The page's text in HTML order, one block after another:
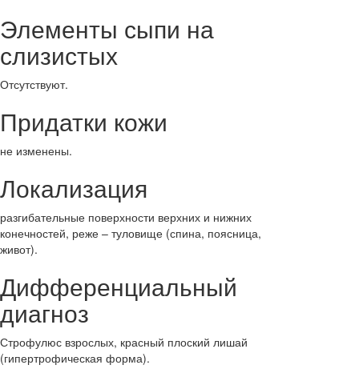
Элементы сыпи на
слизистых
Отсутствуют.
Придатки кожи
не изменены.
Локализация
разгибательные поверхности верхних и нижних
конечностей, реже – туловище (спина, поясница,
живот).
Дифференциальный
диагноз
Строфулюс взрослых, красный плоский лишай
(гипертрофическая форма).